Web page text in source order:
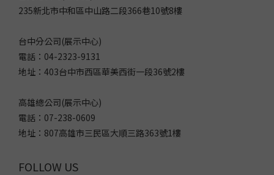
235新北市中和區中山路二段366巷10號8樓
台中分公司(展示中心)
電話：04-2323-9131
地址：403台中市西區華美西街一段36號2樓
高雄總公司(展示中心)
電話：07-238-0609
地址：807高雄市三民區大順三路363號1樓
FOLLOW US